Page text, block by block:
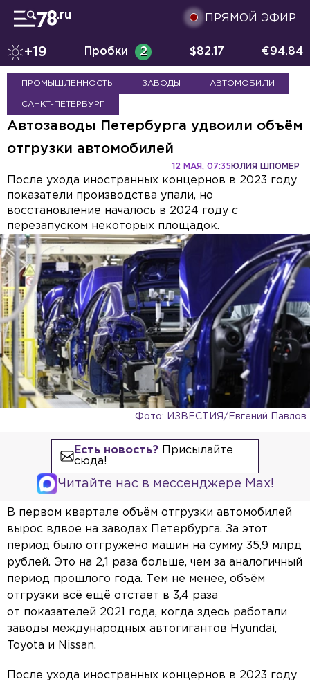
ПРЯМОЙ ЭФИР
+19 Пробки 2 $82.17 €94.84
ПРОМЫШЛЕННОСТЬ ЗАВОДЫ АВТОМОБИЛИ
САНКТ-ПЕТЕРБУРГ
Автозаводы Петербурга удвоили объём
отгрузки автомобилей
ЮЛИЯ ШПОМЕР
12 МАЯ, 07:35
После ухода иностранных концернов в 2023 году
показатели производства упали, но
восстановление началось в 2024 году с
перезапуском некоторых площадок.
Фото: ИЗВЕСТИЯ/Евгений Павлов
Есть новость?Присылайте
сюда!
Читайте нас в мессенджере Max!
В первом квартале объём отгрузки автомобилей
вырос вдвое на заводах Петербурга. За этот
период было отгружено машин на сумму 35,9 млрд
рублей. Это на 2,1 раза больше, чем за аналогичный
период прошлого года. Тем не менее, объём
отгрузки всё ещё отстает в 3,4 раза
от показателей 2021 года, когда здесь работали
заводы международных автогигантов Hyundai,
Toyota и Nissan.
После ухода иностранных концернов в 2023 году